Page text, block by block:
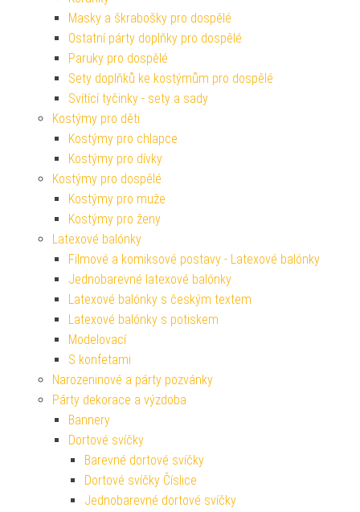
Masky a škrabošky pro dospělé
Ostatní párty doplňky pro dospělé
Paruky pro dospělé
Sety doplňků ke kostýmům pro dospělé
Svítící tyčinky - sety a sady
Kostýmy pro děti
Kostýmy pro chlapce
Kostýmy pro dívky
Kostýmy pro dospělé
Kostýmy pro muže
Kostýmy pro ženy
Latexové balónky
Filmové a komiksové postavy - Latexové balónky
Jednobarevné latexové balónky
Latexové balónky s českým textem
Latexové balónky s potiskem
Modelovací
S konfetami
Narozeninové a párty pozvánky
Párty dekorace a výzdoba
Bannery
Dortové svíčky
Barevné dortové svíčky
Dortové svíčky Číslice
Jednobarevné dortové svíčky